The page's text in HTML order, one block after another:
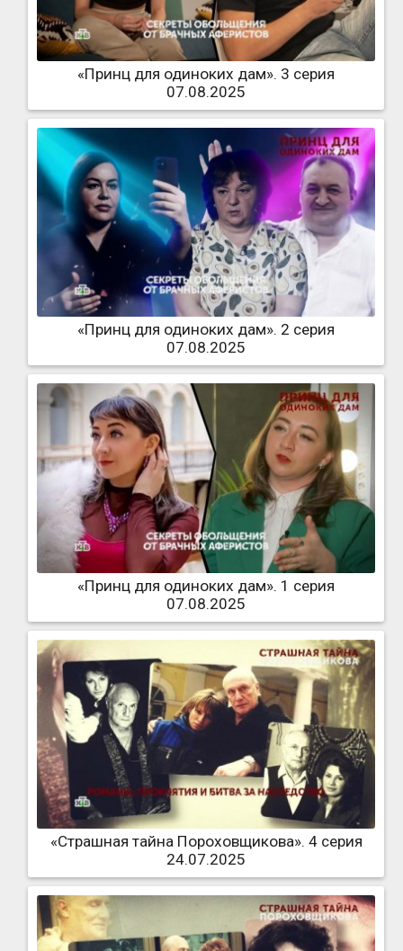
«Принц для одиноких дам». 3 серия
07.08.2025
«Принц для одиноких дам». 2 серия
07.08.2025
«Принц для одиноких дам». 1 серия
07.08.2025
«Страшная тайна Пороховщикова». 4 серия
24.07.2025